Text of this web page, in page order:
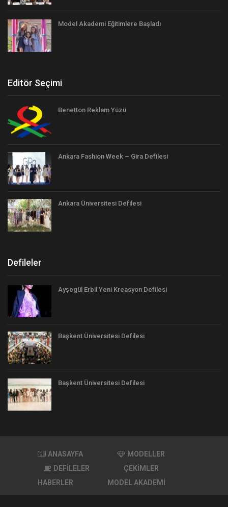
Model Akademi Eğitimlere Başladı
Editör Seçimi
Benetton Reklam Yüzü
Ankara Fashion Week – Gira Defilesi
Ankara Üniversitesi Defilesi
Defileler
Ayşegül Erbil Yeni Kreasyon Defilesi
Başkent Üniversitesi Defilesi
Başkent Üniversitesi Defilesi
ANASAYFA
MODELLER
DEFİLELER
ÇEKİMLER
HABERLER
MODEL AKADEMİ